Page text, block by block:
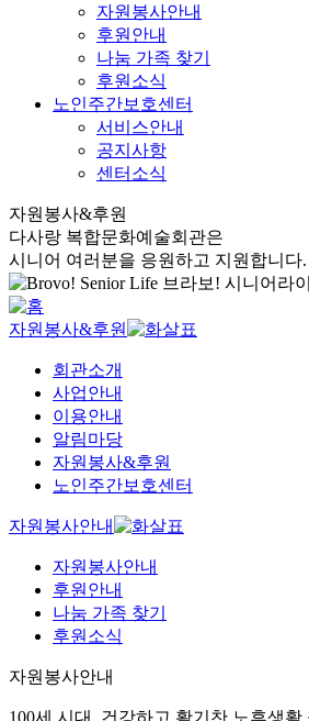
자원봉사안내
후원안내
나눔 가족 찾기
후원소식
노인주간보호센터
서비스안내
공지사항
센터소식
자원봉사&후원
다사랑 복합문화예술회관은
시니어 여러분을 응원하고 지원합니다.
자원봉사&후원
회관소개
사업안내
이용안내
알림마당
자원봉사&후원
노인주간보호센터
자원봉사안내
자원봉사안내
후원안내
나눔 가족 찾기
후원소식
자원봉사안내
100세 시대, 건강하고 활기찬 노후생활